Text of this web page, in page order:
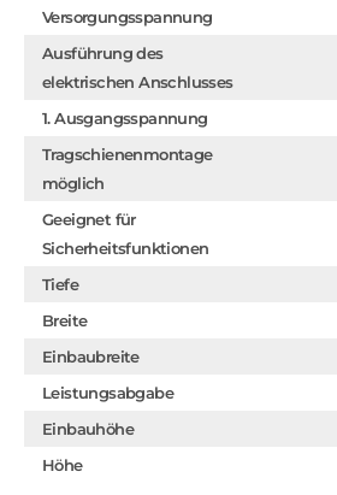
Versorgungsspannung
Ausführung des
elektrischen Anschlusses
1. Ausgangsspannung
Tragschienenmontage
möglich
Geeignet für
Sicherheitsfunktionen
Tiefe
Breite
Einbaubreite
Leistungsabgabe
Einbauhöhe
Höhe